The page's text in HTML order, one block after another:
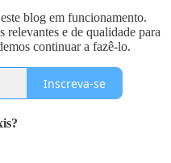
blog em funcionamento.
relevantes e de qualidade para
continuar a fazê-lo.
Inscreva-se